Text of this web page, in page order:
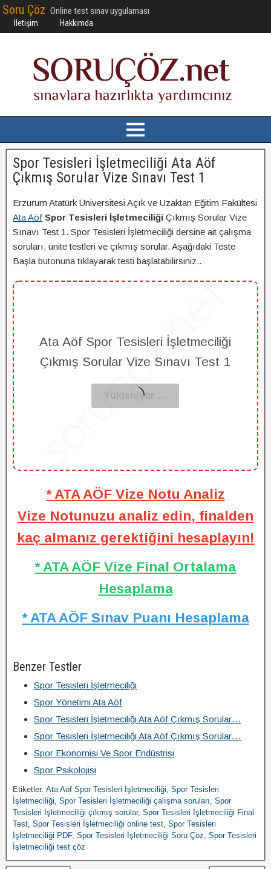
Soru Çöz Online test sınav uygulaması
İletişim Hakkımda
Spor Tesisleri İşletmeciliği Ata Aöf
Çıkmış Sorular Vize Sınavı Test 1
Erzurum Atatürk Üniversitesi Açık ve Uzaktan Eğitim Fakültesi
Ata Aöf Spor Tesisleri İşletmeciliği Çıkmış Sorular Vize
Sınavı Test 1. Spor Tesisleri İşletmeciliği dersine ait çalışma
soruları, ünite testleri ve çıkmış sorular. Aşağıdaki Teste
Başla butonuna tıklayarak testi başlatabilirsiniz..
Ata Aöf Spor Tesisleri İşletmeciliği
Çıkmış Sorular Vize Sınavı Test 1
* ATA AÖF Vize Notu Analiz
Vize Notunuzu analiz edin, finalden
kaç almanız gerektiğini hesaplayın!
* ATA AÖF Vize Final Ortalama
Hesaplama
* ATA AÖF Sınav Puanı Hesaplama
Benzer Testler
Spor Tesisleri İşletmeciliği
Spor Yönetimi Ata Aöf
Spor Tesisleri İşletmeciliği Ata Aöf Çıkmış Sorular…
Spor Tesisleri İşletmeciliği Ata Aöf Çıkmış Sorular…
Spor Ekonomisi Ve Spor Endüstrisi
Spor Psikolojisi
Etiketler: Ata Aöf Spor Tesisleri İşletmeciliği, Spor Tesisleri
İşletmeciliği, Spor Tesisleri İşletmeciliği çalışma soruları, Spor
Tesisleri İşletmeciliği çıkmış sorular, Spor Tesisleri İşletmeciliği Final
Test, Spor Tesisleri İşletmeciliği online test, Spor Tesisleri
İşletmeciliği PDF, Spor Tesisleri İşletmeciliği Soru Çöz, Spor Tesisleri
İşletmeciliği test çöz